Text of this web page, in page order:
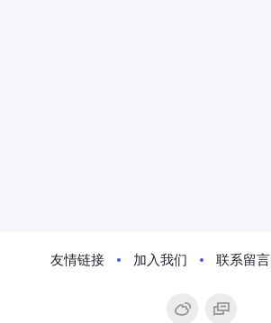
友情链接 加入我们 联系留言